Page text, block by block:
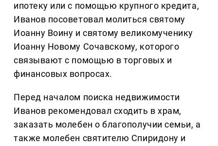
ипотеку или с помощью крупного кредита,
Иванов посоветовал молиться святому
Иоанну Воину и святому великомученику
Иоанну Новому Сочавскому, которого
связывают с помощью в торговых и
финансовых вопросах.
Перед началом поиска недвижимости
Иванов рекомендовал сходить в храм,
заказать молебен о благополучии семьи, а
также молебен святителю Спиридону и